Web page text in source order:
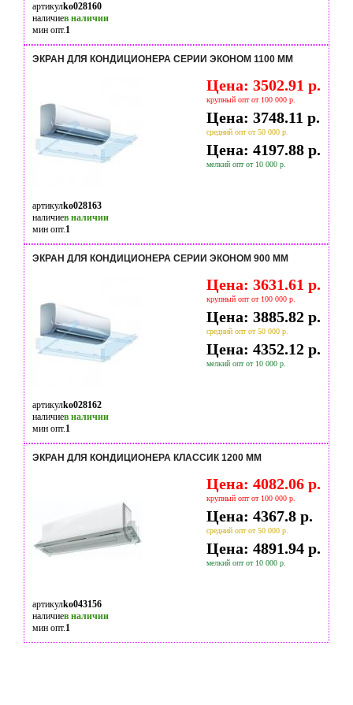
артикулko028160
наличиев наличии
мин опт.1
ЭКРАН ДЛЯ КОНДИЦИОНЕРА СЕРИИ ЭКОНОМ 1100 ММ
Цена: 3502.91 р.
крупный опт от 100 000 р.
Цена: 3748.11 р.
средний опт от 50 000 р.
Цена: 4197.88 р.
мелкий опт от 10 000 р.
артикулko028163
наличиев наличии
мин опт.1
ЭКРАН ДЛЯ КОНДИЦИОНЕРА СЕРИИ ЭКОНОМ 900 ММ
Цена: 3631.61 р.
крупный опт от 100 000 р.
Цена: 3885.82 р.
средний опт от 50 000 р.
Цена: 4352.12 р.
мелкий опт от 10 000 р.
артикулko028162
наличиев наличии
мин опт.1
ЭКРАН ДЛЯ КОНДИЦИОНЕРА КЛАССИК 1200 ММ
Цена: 4082.06 р.
крупный опт от 100 000 р.
Цена: 4367.8 р.
средний опт от 50 000 р.
Цена: 4891.94 р.
мелкий опт от 10 000 р.
артикулko043156
наличиев наличии
мин опт.1